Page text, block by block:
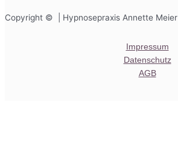
Copyright © | Hypnosepraxis Annette Meier
Impressum
Datenschutz
AGB